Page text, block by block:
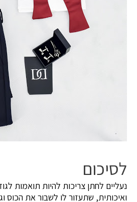
לסיכום
נעליים לחתן צריכות להיות תואמות
ואיכותית, שתעזור לו לשבור את הכוס